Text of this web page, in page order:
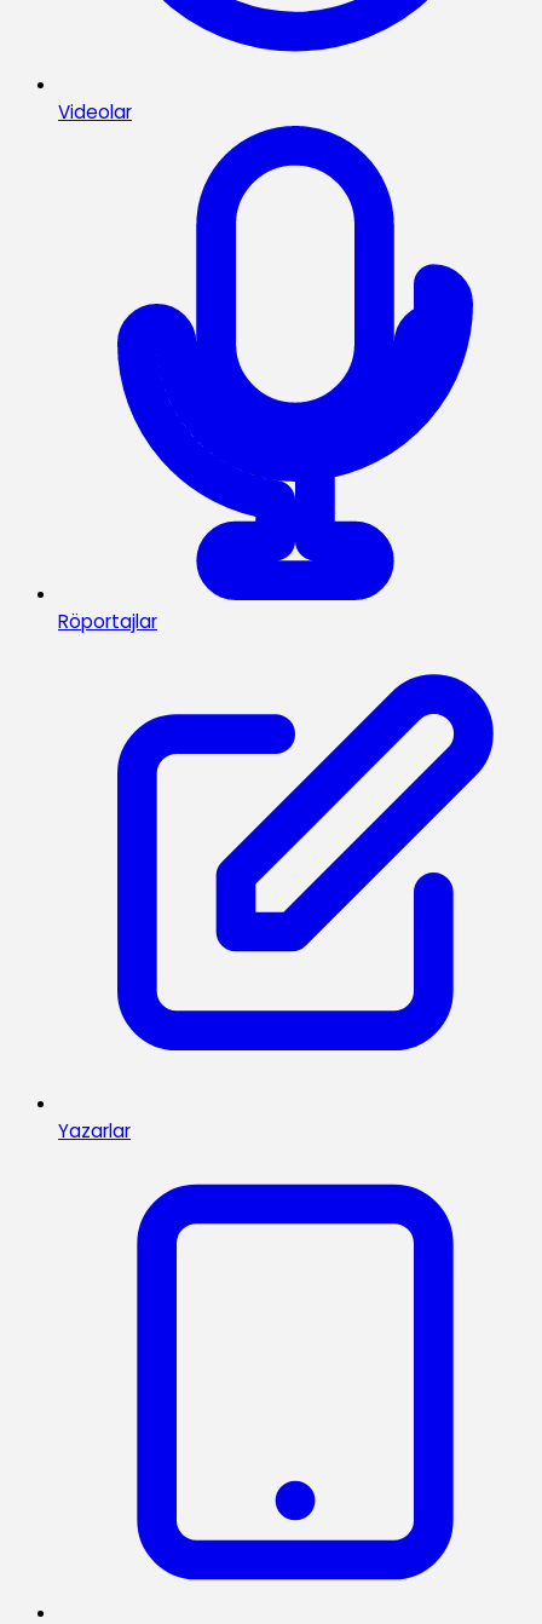
Videolar
Röportajlar
Yazarlar